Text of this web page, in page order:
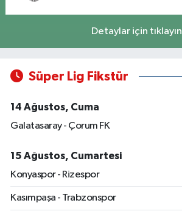
Detaylar için tıklayın
Süper Lig Fikstür
14 Ağustos, Cuma
Galatasaray - Çorum FK
15 Ağustos, Cumartesi
Konyaspor - Rizespor
Kasımpaşa - Trabzonspor